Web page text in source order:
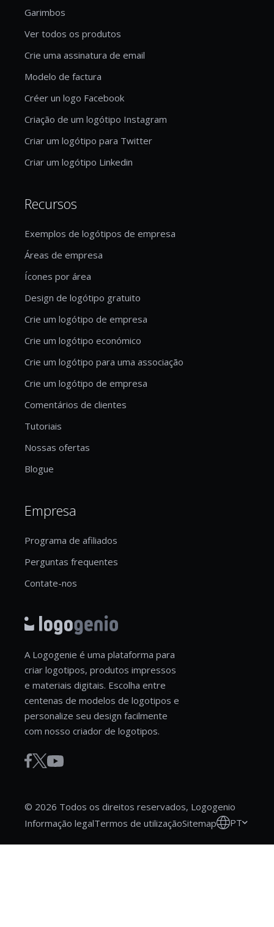
Garimbos
Ver todos os produtos
Crie uma assinatura de email
Modelo de factura
Créer un logo Facebook
Criação de um logótipo Instagram
Criar um logótipo para Twitter
Criar um logótipo Linkedin
Recursos
Exemplos de logótipos de empresa
Áreas de empresa
Ícones por área
Design de logótipo gratuito
Crie um logótipo de empresa
Crie um logótipo económico
Crie um logótipo para uma associação
Crie um logótipo de empresa
Comentários de clientes
Tutoriais
Nossas ofertas
Blogue
Empresa
Programa de afiliados
Perguntas frequentes
Contate-nos
A Logogenie é uma plataforma para
criar logotipos, produtos impressos
e materiais digitais. Escolha entre
centenas de modelos de logotipos e
personalize seu design facilmente
com nosso criador de logotipos.
© 2026 Todos os direitos reservados, Logogenio
Informação legalTermos de utilizaçãoSitemap PT